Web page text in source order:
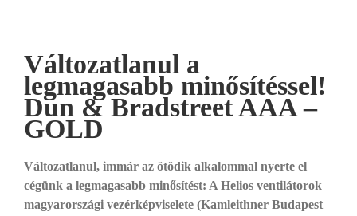
Image
Változatlanul a
legmagasabb minősítéssel!
Dun & Bradstreet AAA –
GOLD
Változatlanul, immár az ötödik alkalommal nyerte el
cégünk a legmagasabb minősítést: A Helios ventilátorok
magyarországi vezérképviselete (Kamleithner Budapest